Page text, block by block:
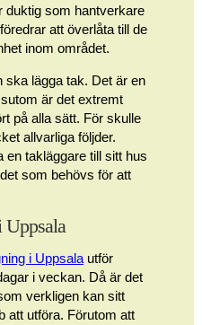
duktig som hantverkare
att överlåta till de
inom området.
ska lägga tak. Det är en
är det extremt
på alla sätt. För skulle
allvarliga följder.
en takläggare till sitt hus
som behövs för att
Uppsala
i Uppsala utför
i veckan. Då är det
verkligen kan sitt
att utföra. Förutom att